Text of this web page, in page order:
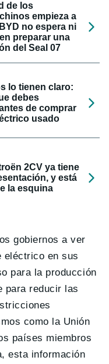
de los
empieza a
no espera ni
preparar una
del Seal 07
lo tienen claro:
debes
de comprar
usado
2CV ya tiene
y está
la esquina
gobiernos a ver
eléctrico en sus
para la producción
para reducir las
como la Unión
países miembros
esta información